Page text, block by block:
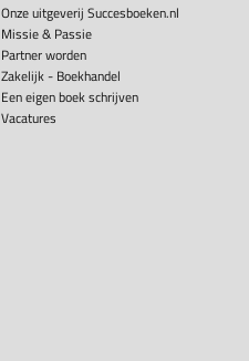
Onze uitgeverij Succesboeken.nl
Missie & Passie
Partner worden
Zakelijk - Boekhandel
Een eigen boek schrijven
Vacatures